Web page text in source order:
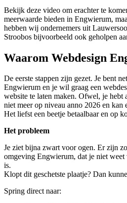
Bekijk deze video om erachter te
meerwaarde bieden in Engwierum,
hebben wij ondernemers uit
Stroobos bijvoorbeeld ook geholpen
Waarom Webdesign
De eerste stappen zijn gezet. Je bent
Engwierum en je wil graag een
website te laten maken. Ofwel, je hebt
niet meer op niveau anno 2026 en kan
Het liefst een beetje betaalbaar en op
Het probleem
Je ziet bijna zwart voor ogen. Er zijn
omgeving Engwierum, dat je niet
is.
Klopt dit geschetste plaatje? Dan
Spring direct naar: